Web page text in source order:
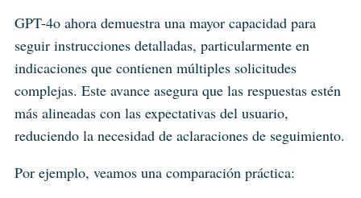
GPT-4o ahora demuestra una mayor capacidad para
seguir instrucciones detalladas, particularmente en
indicaciones que contienen múltiples solicitudes
complejas. Este avance asegura que las respuestas estén
más alineadas con las expectativas del usuario,
reduciendo la necesidad de aclaraciones de seguimiento.
Por ejemplo, veamos una comparación práctica: